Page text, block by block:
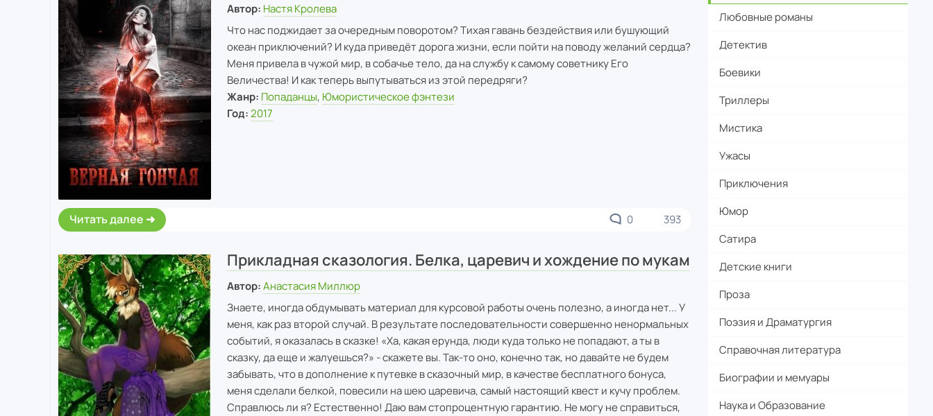
Автор: Настя Кролева
Что нас поджидает за очередным поворотом? Тихая гавань бездействия или бушующий
океан приключений? И куда приведёт дорога жизни, если пойти на поводу желаний сердца?
Меня привела в чужой мир, в собачье тело, да на службу к самому советнику Его
Величества! И как теперь выпутываться из этой передряги?
Жанр: Попаданцы, Юмористическое фэнтези
Год: 2017
Читать далее 0 393
Прикладная сказология. Белка, царевич и хождение по мукам
Автор: Анастасия Миллюр
Знаете, иногда обдумывать материал для курсовой работы очень полезно, а иногда нет... У
меня, как раз второй случай. В результате последовательности совершенно ненормальных
событий, я оказалась в сказке! «Ха, какая ерунда, люди куда только не попадают, а ты в
сказку, да еще и жалуешься?» - скажете вы. Так-то оно, конечно так, но давайте не будем
забывать, что в дополнение к путевке в сказочный мир, в качестве бесплатного бонуса,
меня сделали белкой, повесили на шею царевича, самый настоящий квест и кучу проблем.
Справлюсь ли я? Естественно! Даю вам стопроцентную гарантию. Не могу не справиться,
Любовные романы
Детектив
Боевики
Триллеры
Мистика
Ужасы
Приключения
Юмор
Сатира
Детские книги
Проза
Поэзия и Драматургия
Справочная литература
Биографии и мемуары
Наука и Образование